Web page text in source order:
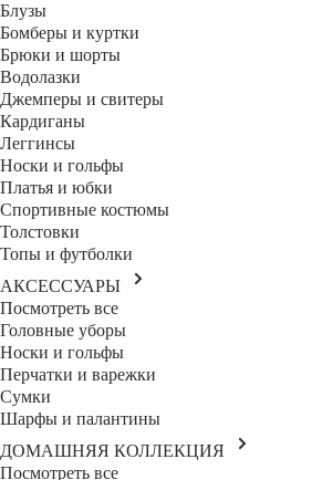
Блузы
Бомберы и куртки
Брюки и шорты
Водолазки
Джемперы и свитеры
Кардиганы
Леггинсы
Носки и гольфы
Платья и юбки
Спортивные костюмы
Толстовки
Топы и футболки
АКСЕССУАРЫ
Посмотреть все
Головные уборы
Носки и гольфы
Перчатки и варежки
Сумки
Шарфы и палантины
ДОМАШНЯЯ КОЛЛЕКЦИЯ
Посмотреть все